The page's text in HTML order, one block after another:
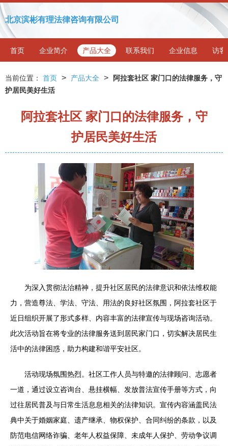
北京滨彬有理法律咨询有限公司
首页 企业简介 产品大全 联系我们 企业信息 访客
当前位置： 首页 > 产品大全 >
阿拉套社区 家门口的法律服务，守
护居民美好生活
阿拉套社区 家门口的法律服务，守
护居民美好生活
为深入贯彻法治精神，提升社区居民的法律意识和依法维权能
力，营造尊法、学法、守法、用法的良好社区氛围，阿拉套社区于
近日组织开展了形式多样、内容丰富的法律宣传与现场咨询活动。
此次活动旨在将专业的法律服务送到居民家门口，切实解决居民生
活中的法律困惑，助力构建和谐平安社区。
活动现场氛围热烈。社区工作人员与特邀的法律顾问、志愿者
一道，通过设立咨询台、悬挂横幅、发放普法宣传手册等方式，向
过往居民普及与日常生活息息相关的法律知识。宣传内容涵盖民法
典中关于婚姻家庭、遗产继承、物权保护、合同纠纷的条款，以及
防范电信网络诈骗、老年人权益保障、未成年人保护、劳动争议调